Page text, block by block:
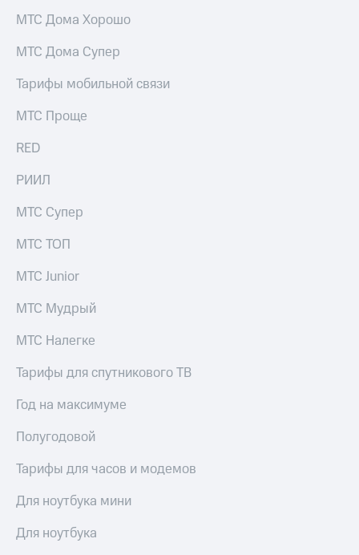
МТС Дома Хорошо
МТС Дома Супер
Тарифы мобильной связи
МТС Проще
RED
РИИЛ
МТС Супер
МТС ТОП
МТС Junior
МТС Мудрый
МТС Налегке
Тарифы для спутникового ТВ
Год на максимуме
Полугодовой
Тарифы для часов и модемов
Для ноутбука мини
Для ноутбука